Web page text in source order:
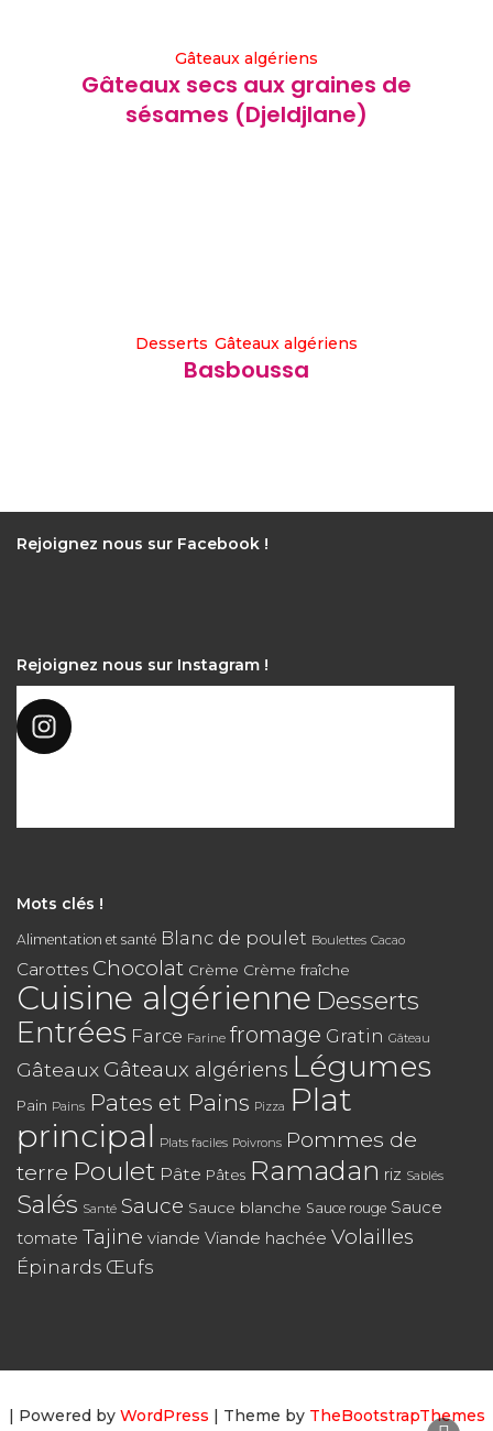
Gâteaux algériens
Gâteaux secs aux graines de
sésames (Djeldjlane)
Desserts Gâteaux algériens
Basboussa
Rejoignez nous sur Facebook !
Rejoignez nous sur Instagram !
Mots clés !
Alimentation et santé Blanc de poulet Boulettes Cacao
Carottes Chocolat Crème Crème fraîche
Cuisine algérienne Desserts
Entrées Farce Farine fromage Gratin Gâteau
Gâteaux Gâteaux algériens Légumes
Pain Pains Pates et Pains Pizza
Plat
principal Plats faciles Poivrons Pommes de
terre Poulet Pâte Pâtes Ramadan riz Sablés
Salés Santé Sauce Sauce blanche Sauce rouge Sauce
tomate Tajine viande Viande hachée Volailles
Épinards Œufs
| Powered by WordPress | Theme by TheBootstrapThemes